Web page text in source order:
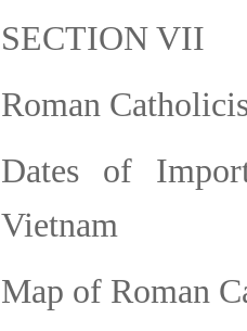
SECTION VII
Roman
Dates of
Vietnam
Map of Roman